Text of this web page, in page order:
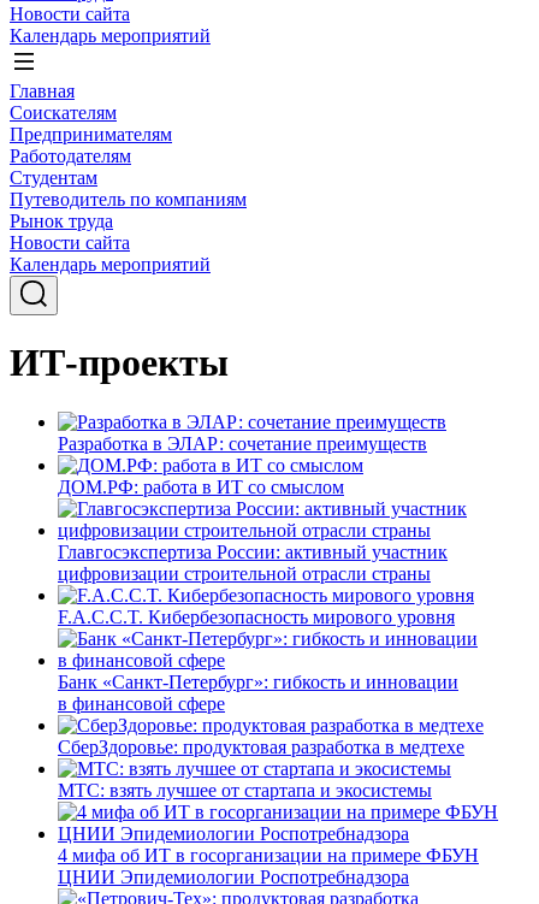
Новости сайта
Календарь мероприятий
Главная
Соискателям
Предпринимателям
Работодателям
Студентам
Путеводитель по компаниям
Рынок труда
Новости сайта
Календарь мероприятий
ИТ-проекты
Разработка в ЭЛАР: сочетание преимуществ
ДОМ.РФ: работа в ИТ со смыслом
Главгосэкспертиза России: активный участник
цифровизации строительной отрасли страны
F.A.C.C.T. Кибербезопасность мирового уровня
Банк «Санкт-Петербург»: гибкость и инновации
в финансовой сфере
СберЗдоровье: продуктовая разработка в медтехе
МТС: взять лучшее от стартапа и экосистемы
4 мифа об ИТ в госорганизации на примере ФБУН
ЦНИИ Эпидемиологии Роспотребнадзора